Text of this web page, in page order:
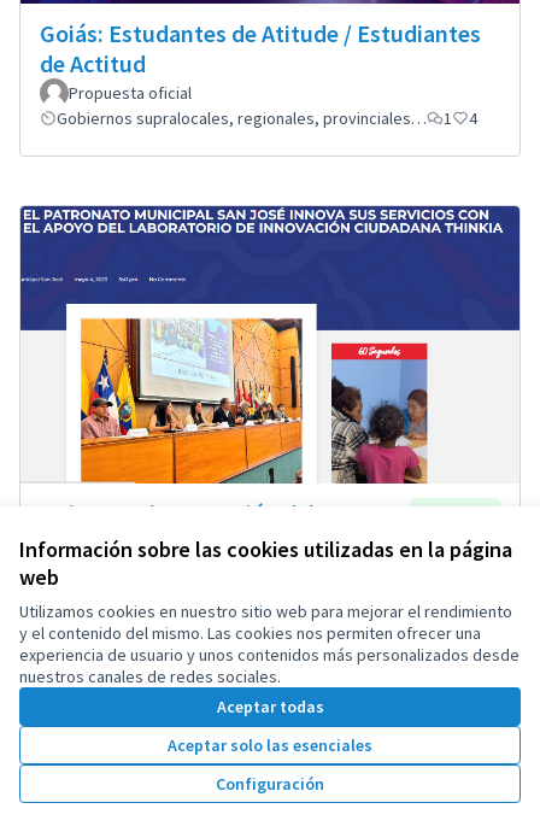
Información sobre las cookies utilizadas en la página
web
Utilizamos cookies en nuestro sitio web para mejorar el rendimiento
y el contenido del mismo. Las cookies nos permiten ofrecer una
experiencia de usuario y unos contenidos más personalizados desde
nuestros canales de redes sociales.
Aceptar todas
Aceptar solo las esenciales
Configuración
Goiás: Estudantes de Atitude / Estudiantes
de Actitud
Propuesta oficial
Gobiernos supralocales, regionales, provinciales…
1 4
Quito: Implementación del
Laboratorio de innovación social de
la Unidad Patronato Municipal San
José
Accepted
Propuesta oficial Más de 1.000.000 habitantes 1 0